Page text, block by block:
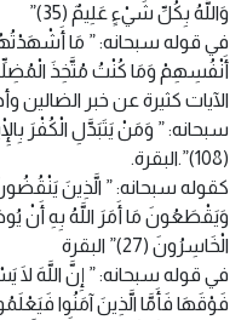
وَاللَّهُ بِكُلِّ شَيْءٍ عَلِيمٌ (35)”
في قوله سبحانه: ” مَا
أَنْفُسِهِمْ وَمَا كُنْتُ مُتَّخِذَ الْمُضِلِّينَ
الآيات كثيرة عن خبر الضالين
سبحانه: ” وَمَنْ يَتَبَدَّلِ الْكُفْرَ
(108)”.البقرة.
كقوله سبحانه: ” الَّذِينَ
وَيَقْطَعُونَ مَا أَمَرَ اللَّهُ بِهِ
الْخَاسِرُونَ (27)” البقرة
في قوله سبحانه: ” إِنَّ اللَّهَ
فَوْقَهَا فَأَمَّا الَّذِينَ آمَنُوا